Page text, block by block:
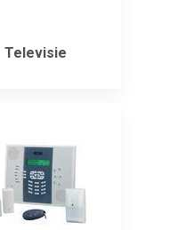
Televisie